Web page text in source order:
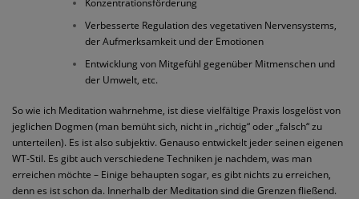
Konzentrationsförderung
Verbesserte Regulation des vegetativen Nervensystems,
der Aufmerksamkeit und der Emotionen
Entwicklung von Mitgefühl gegenüber Mitmenschen und
der Umwelt, etc.
So wie ich Meditation wahrnehme, ist diese vielfältige Praxis losgelöst von
jeglichen Dogmen (man bemüht sich, nicht in „richtig“ oder „falsch“ zu
unterteilen). Es ist also subjektiv. Genauso entwickelt jeder seinen eigenen
WT-Stil. Es gibt auch verschiedene Techniken je nachdem, was man
erreichen möchte – Einige behaupten sogar, es gibt nichts zu erreichen,
denn es ist schon da. Innerhalb der Meditation sind die Grenzen fließend.